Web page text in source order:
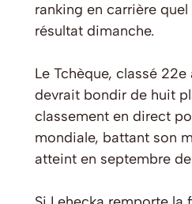
ranking en carrière
résultat dimanche.
Le Tchèque, classé 22e
devrait bondir de huit
classement en direct
mondiale, battant son
atteint en septembre